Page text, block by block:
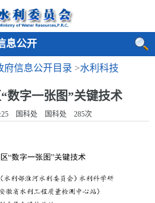
息公开
府信息公开目录 >水利科技
数字一张图”关键技术
国科处 国科处 285次